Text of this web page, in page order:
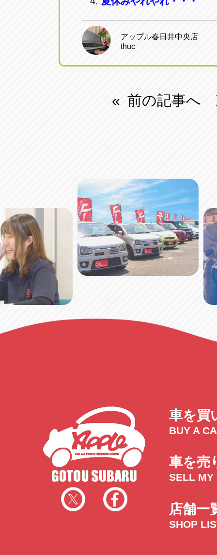
アップル春日井中央店
thuc
« 前の記事へ
車を買
BUY A
車を売
SELL MY
店舗一
SHOP